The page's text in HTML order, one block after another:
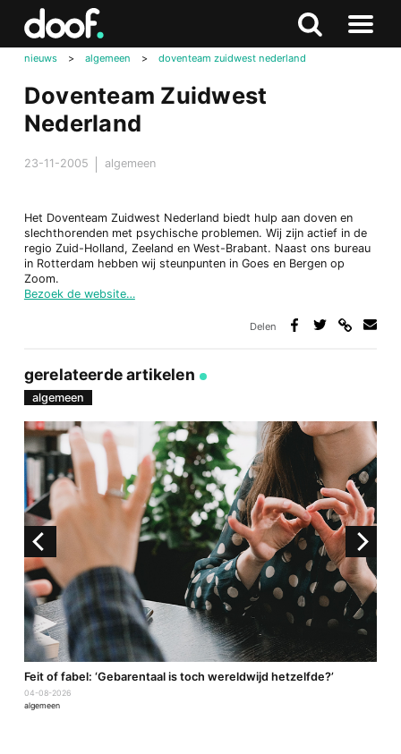
Zoeken
Naar
nieuws > algemeen > doventeam zuidwest nederland
Doventeam Zuidwest
Nederland
23-11-2005 algemeen
Het Doventeam Zuidwest Nederland biedt hulp aan doven en
slechthorenden met psychische problemen. Wij zijn actief in de
regio Zuid-Holland, Zeeland en West-Brabant. Naast ons bureau
in Rotterdam hebben wij steunpunten in Goes en Bergen op
Zoom.
Bezoek de website…
Delen
gerelateerde artikelen
algemeen
Feit of fabel: ‘Gebarentaal is toch wereldwijd hetzelfde?’
04-08-2026
algemeen
Doof.nl
Zoeken